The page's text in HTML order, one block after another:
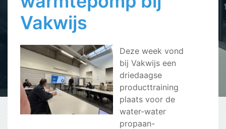
Vakwijs
Deze week vond
bij Vakwijs een
driedaagse
producttraining
plaats voor de
water-water
propaan-